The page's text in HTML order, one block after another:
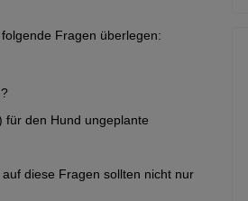
Fragen überlegen:
für den Hund ungeplante
diese Fragen sollten nicht nur